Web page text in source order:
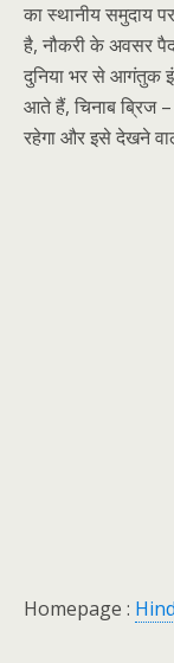
का स्थानीय समुदाय
है, नौकरी के अवसर
दुनिया भर से आगंतुक
आते हैं, चिनाब ब्रिज
रहेगा और इसे देखने
Homepage :